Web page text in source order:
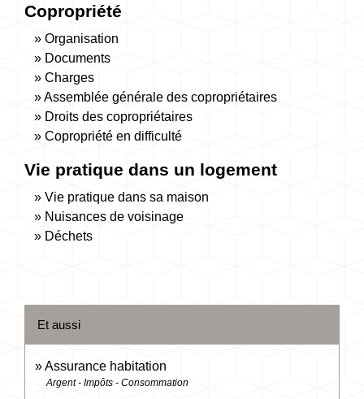
Copropriété
Organisation
Documents
Charges
Assemblée générale des copropriétaires
Droits des copropriétaires
Copropriété en difficulté
Vie pratique dans un logement
Vie pratique dans sa maison
Nuisances de voisinage
Déchets
Et aussi
Assurance habitation
Argent - Impôts - Consommation